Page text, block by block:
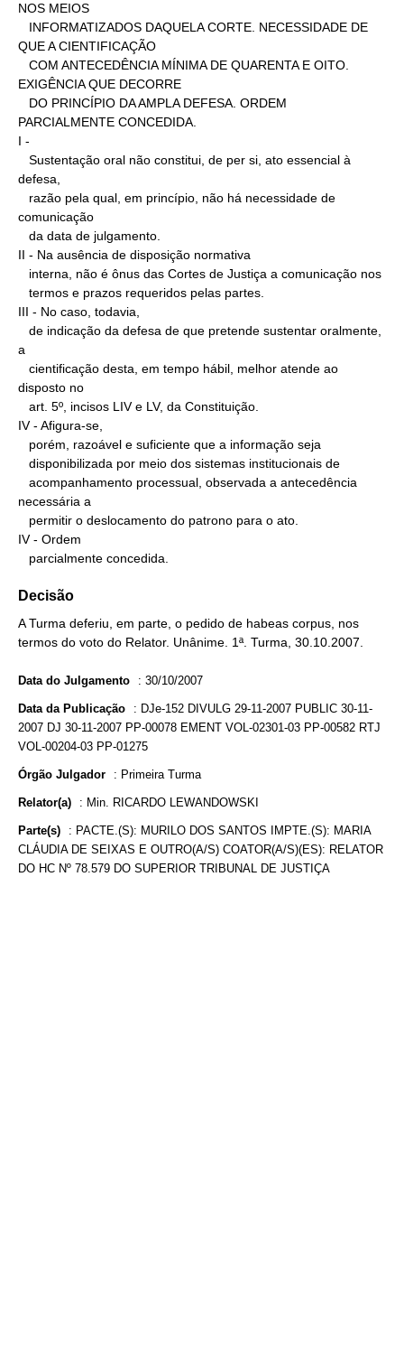
NOS MEIOS
QUE A CIENTIFICAÇÃO
EXIGÊNCIA QUE DECORRE
PARCIALMENTE CONCEDIDA.
I -
defesa,
comunicação
II - Na ausência de disposição normativa
III - No caso, todavia,
a
disposto no
IV - Afigura-se,
necessária a
IV - Ordem
   parcialmente concedida.
Decisão
A Turma deferiu, em parte, o pedido de habeas corpus, nos
termos do voto do Relator. Unânime. 1ª. Turma, 30.10.2007.
Data do Julgamento : 30/10/2007
Data da Publicação : DJe-152 DIVULG 29-11-2007 PUBLIC 30-11-
2007 DJ 30-11-2007 PP-00078 EMENT VOL-02301-03 PP-00582 RTJ
VOL-00204-03 PP-01275
Órgão Julgador : Primeira Turma
Relator(a) : Min. RICARDO LEWANDOWSKI
Parte(s) : PACTE.(S): MURILO DOS SANTOS IMPTE.(S): MARIA
CLÁUDIA DE SEIXAS E OUTRO(A/S) COATOR(A/S)(ES): RELATOR
DO HC Nº 78.579 DO SUPERIOR TRIBUNAL DE JUSTIÇA